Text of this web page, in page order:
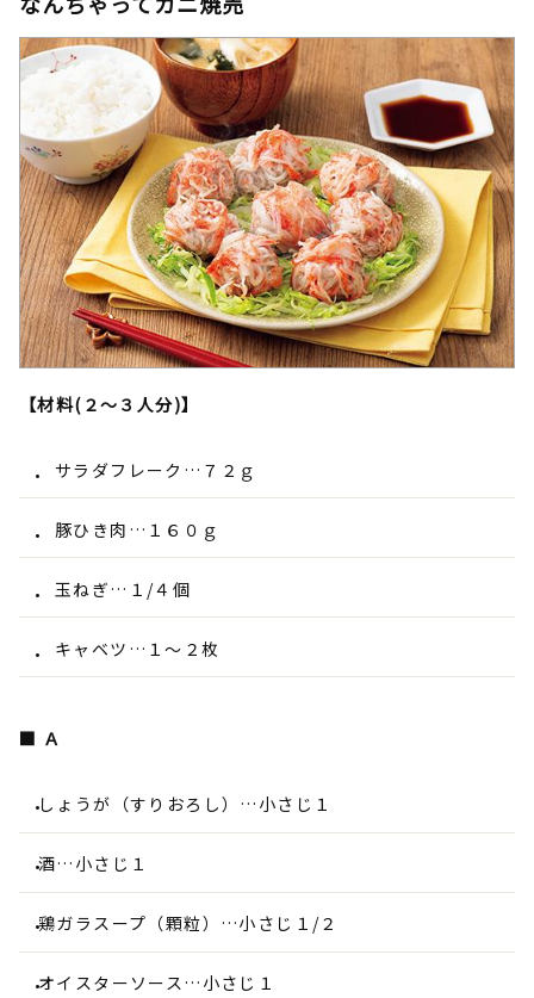
【材料(２～３人分)】
サラダフレーク…７２ｇ
豚ひき肉…１６０ｇ
玉ねぎ…１/４個
キャベツ…１～２枚
■ Ａ
しょうが（すりおろし）…小さじ１
酒…小さじ１
鶏ガラスープ（顆粒）…小さじ１/２
オイスターソース…小さじ１